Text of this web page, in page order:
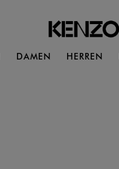
DAMEN HERREN